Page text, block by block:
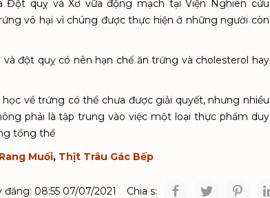
Đột quỵ và Xơ vữa động mạch tại Viện Nghiên cứu
vô hại vì chúng được thực hiện ở những người còn
vàđột quỵcó nên hạn chế ăn trứng và cholesterol hay
về trứng có thể chưa được giải quyết, nhưng nhiều
phải là tập trung vào việc một loại thực phẩm duy
tổng thể
Muối, Thịt Trâu Gác Bếp
đăng: 08:55 07/07/2021 Chia s: